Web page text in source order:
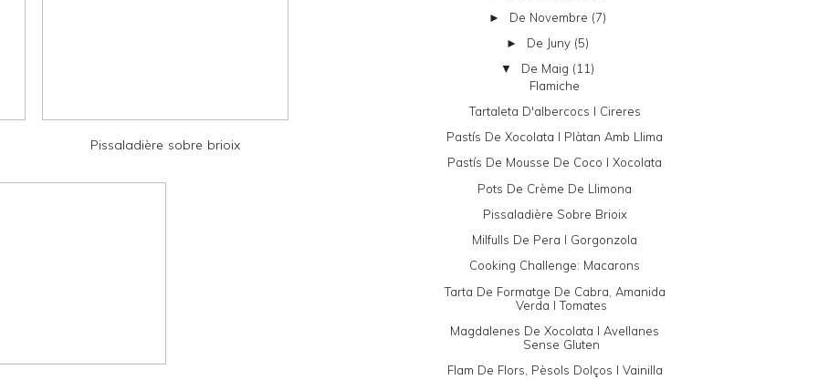
Pissaladière sobre brioix
► De Novembre (7)
► De Juny (5)
▼ De Maig (11)
Flamiche
Tartaleta D'albercocs I Cireres
Pastís De Xocolata I Plàtan Amb Llima
Pastís De Mousse De Coco I Xocolata
Pots De Crème De Llimona
Pissaladière Sobre Brioix
Milfulls De Pera I Gorgonzola
Cooking Challenge: Macarons
Tarta De Formatge De Cabra, Amanida
Verda I Tomates
Magdalenes De Xocolata I Avellanes
Sense Gluten
Flam De Flors, Pèsols Dolços I Vainilla